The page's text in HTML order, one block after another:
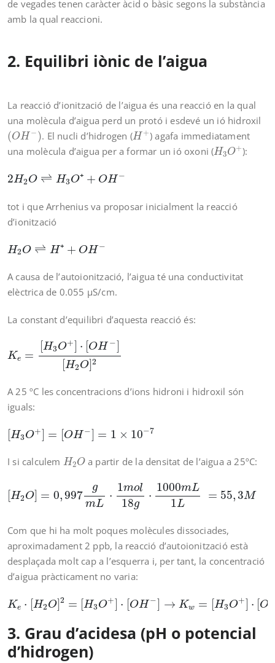
de vegades tenen caràcter àcid o bàsic segons la substància
amb la qual reaccioni.
2. Equilibri iònic de l’aigua
La reacció d’ionització de l’aigua és una reacció en la qual
una molècula d’aigua perd un protó i esdevé un ió hidroxil
(OH − )
(OH−) . El nucli d’hidrogen (H +
H+ ) agafa immediatament
una molècula d’aigua per a formar un ió oxoni (H3O+
H3O+):
2H2O ⇌ H3O⁺ + OH −
2H2 O ⇌H 3O⁺+ O H−
tot i que Arrhenius va proposar inicialment la reacció
d’ionització
H2O ⇌ H⁺ + OH −
H2 O H ⁺+O H −
A causa de l’autoionització, l’aigua té una conductivitat
elèctrica de 0.055 μS/cm.
La constant d’equilibri d’aquesta reacció és:
Ke =
H3O+ ⋅ OH −
[H2O]2
3O +]⋅[O H−][H2
A 25 ºC les concentracions d’ions hidroni i hidroxil són
iguals:
H3O+ = OH − = 1 × 10−7
[H3 O+] OH−]=1 10 7
I si calculem H2O
H2 Oa partir de la densitat de l’aigua a 25ºC:
H2O] = 0,997
g
mL
⋅
1mol
18g
⋅
1000mL
1L
= 55, 3M
mL mol18 1000mL
Com que hi ha molt poques molècules dissociades,
aproximadament 2 ppb, la reacció d’autoionització està
desplaçada molt cap a l’esquerra i, per tant, la concentració
d’aigua pràcticament no varia:
Ke ⋅ H2O] 2 = [H3O+ ⋅ OH − → Kw = H3O+ ⋅ O
Ke H2 O]2 H3O +]⋅[ H−]→K [H +]⋅[ OH− =
3. Grau d’acidesa (pH o potencial
d’hidrogen)